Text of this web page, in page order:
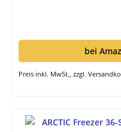
bei
Preis inkl. MwSt., zzgl.